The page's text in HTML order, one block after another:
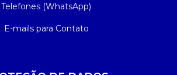
Telefones (WhatsApp)
E-mails para Contato